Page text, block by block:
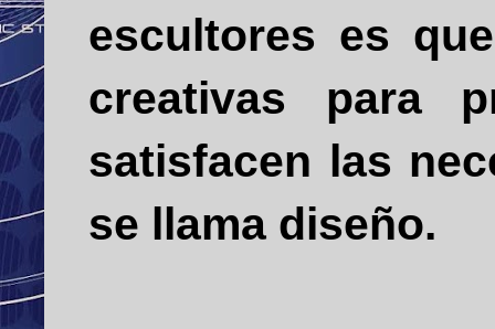
escultores es
creativas para
satisfacen las
se llama diseño.